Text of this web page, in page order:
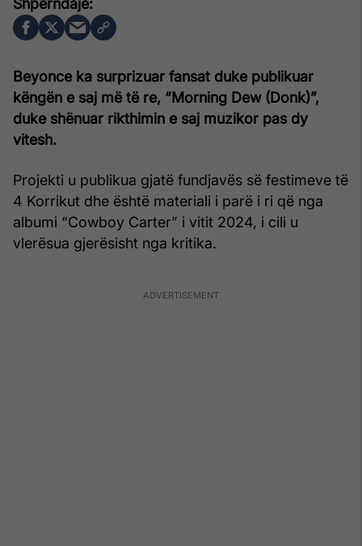
Beyonce ka surprizuar fansat duke publikuar
këngën e saj më të re, “Morning Dew (Donk)”,
duke shënuar rikthimin e saj muzikor pas dy
vitesh.
Projekti u publikua gjatë fundjavës së festimeve të
4 Korrikut dhe është materiali i parë i ri që nga
albumi “Cowboy Carter” i vitit 2024, i cili u
vlerësua gjerësisht nga kritika.